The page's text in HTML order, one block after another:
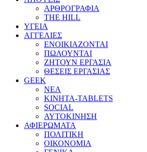
ΑΡΘΡΟΓΡΑΦΙΑ
THE HILL
ΥΓΕΙΑ
ΑΓΓΕΛΙΕΣ
ΕΝΟΙΚΙΑΖΟΝΤΑΙ
ΠΩΛΟΥΝΤΑΙ
ΖΗΤΟΥΝ ΕΡΓΑΣΙΑ
ΘΕΣΕΙΣ ΕΡΓΑΣΙΑΣ
GEEK
ΝΕΑ
ΚΙΝΗΤΑ-TABLETS
SOCIAL
ΑΥΤΟΚΙΝΗΣΗ
ΑΦΙΕΡΩΜΑΤΑ
ΠΟΛΙΤΙΚΗ
ΟΙΚΟΝΟΜΙΑ